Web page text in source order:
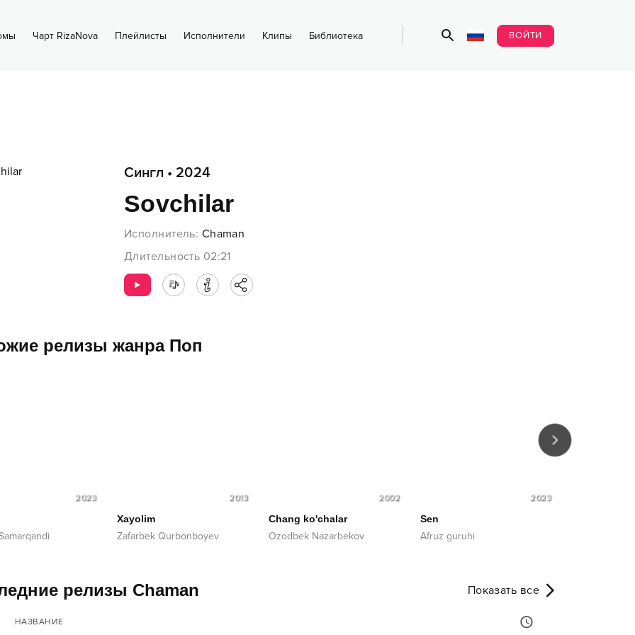
Чарт RizaNova Плейлисты Исполнители Клипы Библиотека ВОЙТИ
Сингл • 2024
Sovchilar
Исполнитель: Chaman
Длительность 02:21
релизы жанра Поп
2023 2013
Xayolim
Zafarbek Qurbonboyev
2002
Chang ko'chalar
Ozodbek Nazarbekov
2023
Sen
Afruz guruhi
релизы Chaman Показать все
НАЗВАНИЕ